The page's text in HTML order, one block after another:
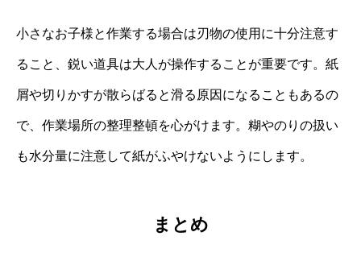
小さなお子様と作業する場合は刃物の使用に十分注意す
ること、鋭い道具は大人が操作することが重要です。紙
屑や切りかすが散らばると滑る原因になることもあるの
で、作業場所の整理整頓を心がけます。糊やのりの扱い
も水分量に注意して紙がふやけないようにします。
まとめ